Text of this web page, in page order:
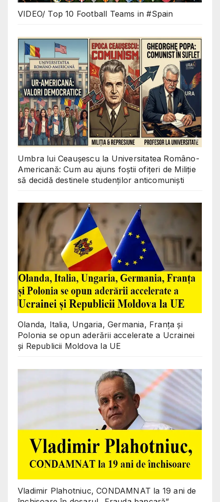
VIDEO/ Top 10 Football Teams in #Spain
Umbra lui Ceaușescu la Universitatea Româno-
Americană: Cum au ajuns foștii ofițeri de Miliție
să decidă destinele studenților anticomuniști
Olanda, Italia, Ungaria, Germania, Franța și
Polonia se opun aderării accelerate a Ucrainei
și Republicii Moldova la UE
Vladimir Plahotniuc, CONDAMNAT la 19 ani de